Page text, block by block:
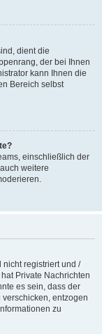
dient die
der bei Ihnen
kann Ihnen die
Bereich selbst
einschließlich der
weitere
nicht registriert und /
Private Nachrichten
es sein, dass der
entzogen
zu